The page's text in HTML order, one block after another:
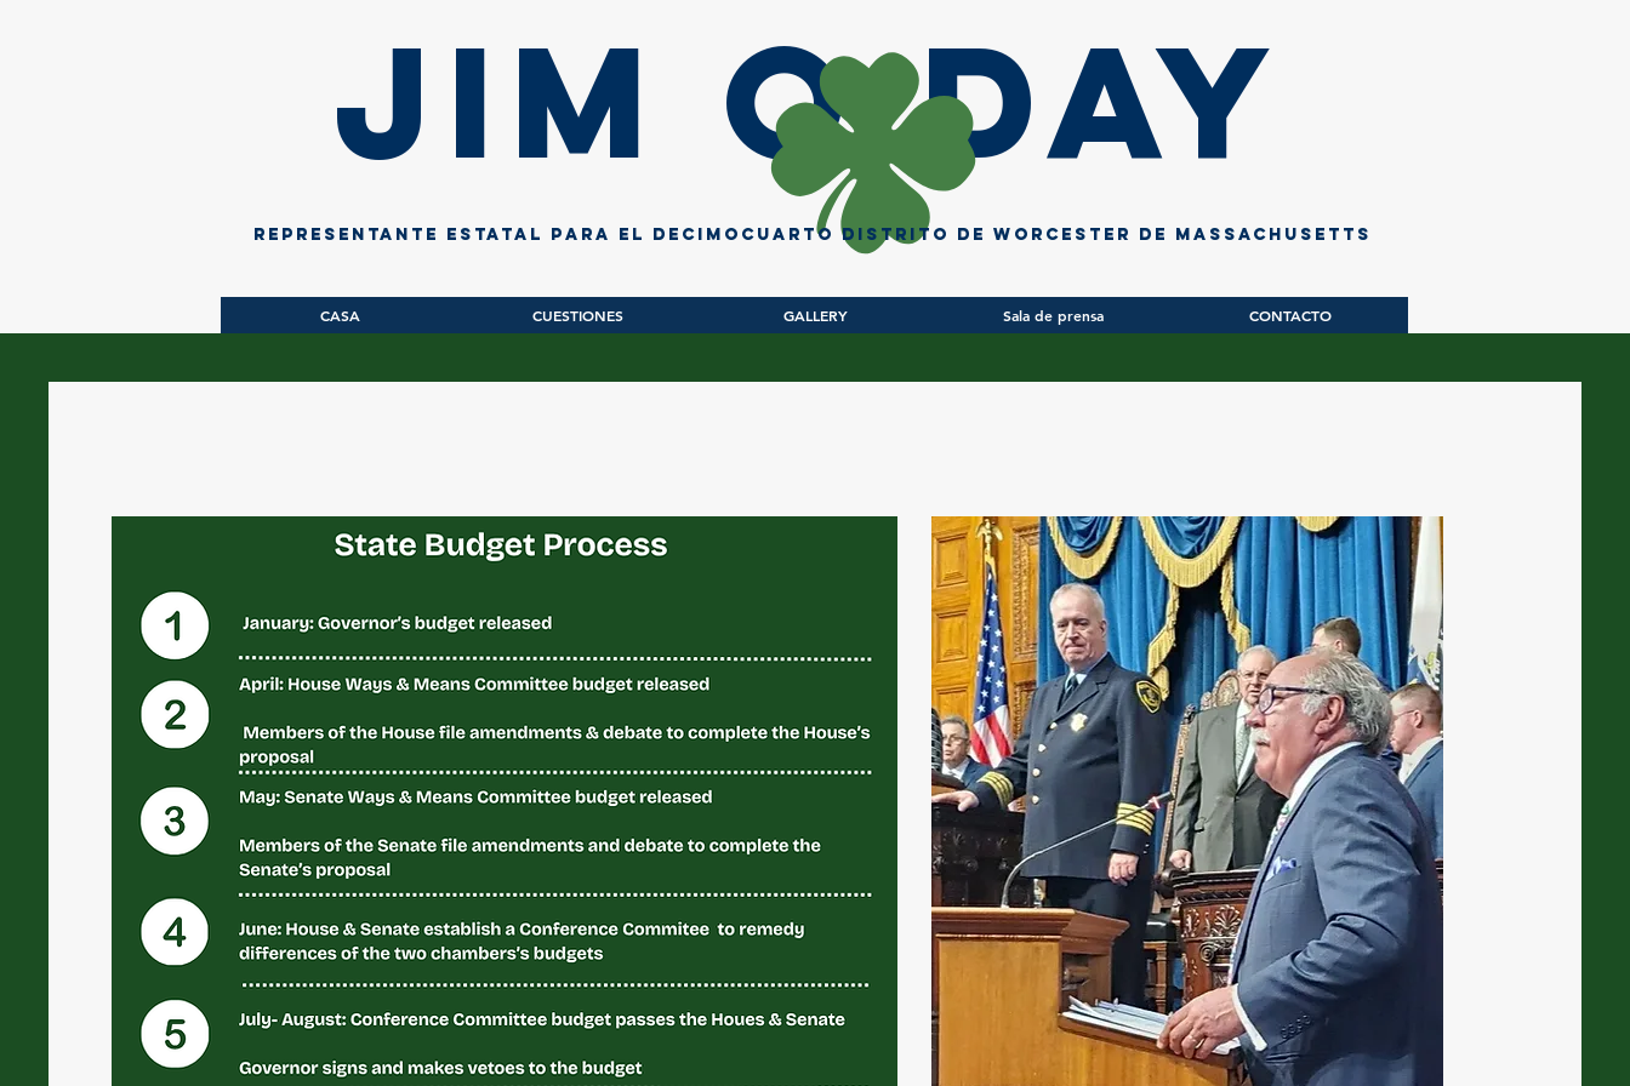
Jim O Day
Representante estatal para el decimocuarto distrito de Worcester de Massachusetts
CASA CUESTIONES GALLERY Sala de prensa CONTACTO